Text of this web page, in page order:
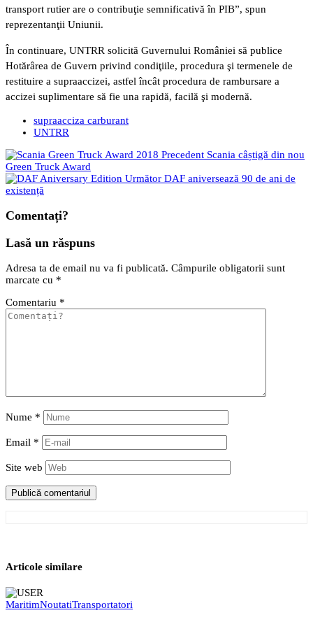
transport rutier are o contribuţie semnificativă în PIB”, spun
reprezentanţii Uniunii.
În continuare, UNTRR solicită Guvernului României să publice
Hotărârea de Guvern privind condiţiile, procedura şi termenele de
restituire a supraaccizei, astfel încât procedura de rambursare a
accizei suplimentare să fie una rapidă, facilă şi modernă.
supraacciza carburant
UNTRR
Precedent Scania câștigă din nou
Green Truck Award
Următor DAF aniversează 90 de ani de
existență
Comentați?
Lasă un răspuns
Adresa ta de email nu va fi publicată. Câmpurile obligatorii sunt
marcate cu *
Comentariu *
Nume *
Email *
Site web
Articole similare
MaritimNoutatiTransportatori